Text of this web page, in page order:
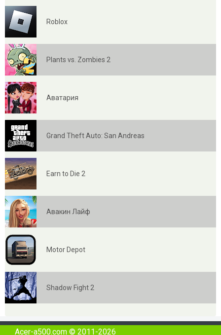
Roblox
Plants vs. Zombies 2
Аватария
Grand Theft Auto: San Andreas
Earn to Die 2
Авакин Лайф
Motor Depot
Shadow Fight 2
Acer-a500.com © 2011-2026